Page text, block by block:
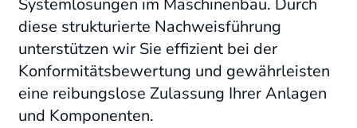
Systemlösungen im Maschinenbau. Durch
diese strukturierte Nachweisführung
unterstützen wir Sie effizient bei der
Konformitätsbewertung und gewährleisten
eine reibungslose Zulassung Ihrer Anlagen
und Komponenten.